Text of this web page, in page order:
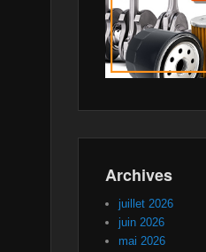
Archives
juillet 2026
juin 2026
mai 2026